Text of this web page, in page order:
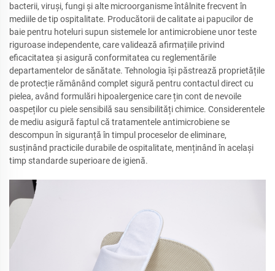
bacterii, viruși, fungi și alte microorganisme întâlnite frecvent în
mediile de tip ospitalitate. Producătorii de calitate ai papucilor de
baie pentru hoteluri supun sistemele lor antimicrobiene unor teste
riguroase independente, care validează afirmațiile privind
eficacitatea și asigură conformitatea cu reglementările
departamentelor de sănătate. Tehnologia își păstrează proprietățile
de protecție rămânând complet sigură pentru contactul direct cu
pielea, având formulări hipoalergenice care țin cont de nevoile
oaspeților cu piele sensibilă sau sensibilități chimice. Considerentele
de mediu asigură faptul că tratamentele antimicrobiene se
descompun în siguranță în timpul proceselor de eliminare,
susținând practicile durabile de ospitalitate, menținând în același
timp standarde superioare de igienă.